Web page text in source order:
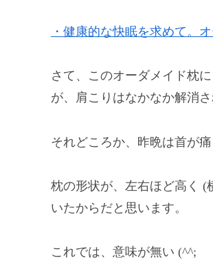
・健康的な快眠を求めて。
さて、このオーダメイド枕
が、肩こりはなかなか解消
それどころか、昨晩は首が
枕の形状が、左右ほど高く (
いたからだと思います。
これでは、意味が無い (^^;